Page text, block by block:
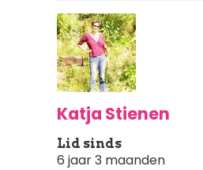
Katja Stienen
Lid sinds
6 jaar 3 maanden